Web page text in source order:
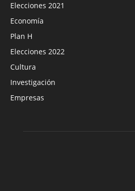
Elecciones 2021
Economía
Plan H
Elecciones 2022
Cultura
Investigación
Empresas